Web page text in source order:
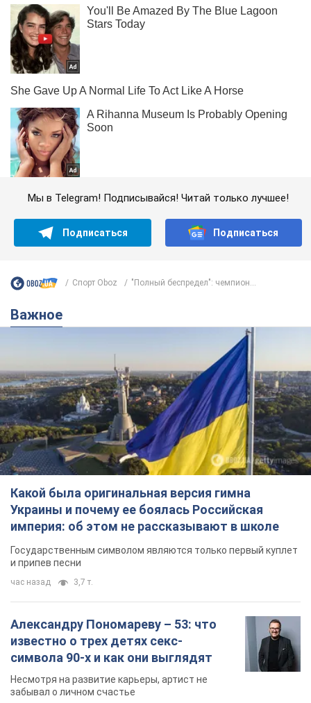
Мы в Telegram! Подписывайся! Читай только лучшее!
Подписаться Подписаться
Спорт Oboz "Полный беспредел": чемпион...
Важное
Какой была оригинальная версия гимна
Украины и почему ее боялась Российская
империя: об этом не рассказывают в школе
Государственным символом являются только первый куплет
и припев песни
час назад 3,7 т.
Александру Пономареву – 53: что
известно о трех детях секс-
символа 90-х и как они выглядят
Несмотря на развитие карьеры, артист не
забывал о личном счастье